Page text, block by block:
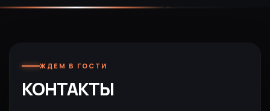
ЖДЕМ В ГОСТИ
КОНТАКТЫ